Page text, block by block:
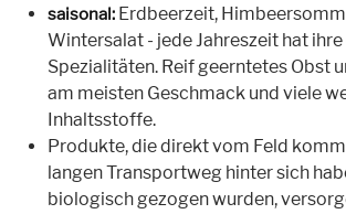
saisonal: Erdbeerzeit,
Wintersalat - jede Jahreszeit hat
Spezialitäten. Reif geerntetes Obst
am meisten Geschmack und viele
Inhaltsstoffe.
Produkte, die direkt vom Feld
langen Transportweg hinter sich
biologisch gezogen wurden,